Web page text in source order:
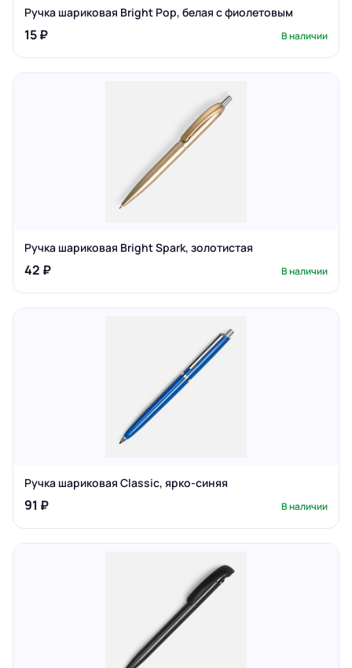
Ручка шариковая Bright Pop, белая с фиолетовым
15 ₽ В наличии
Ручка шариковая Bright Spark, золотистая
42 ₽ В наличии
Ручка шариковая Classic, ярко-синяя
91 ₽ В наличии